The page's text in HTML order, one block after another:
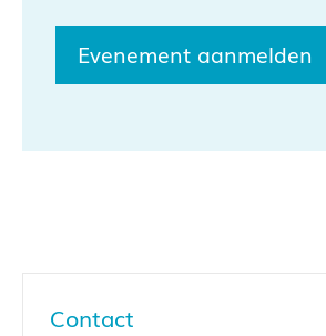
Evenement aanmelden
Contact